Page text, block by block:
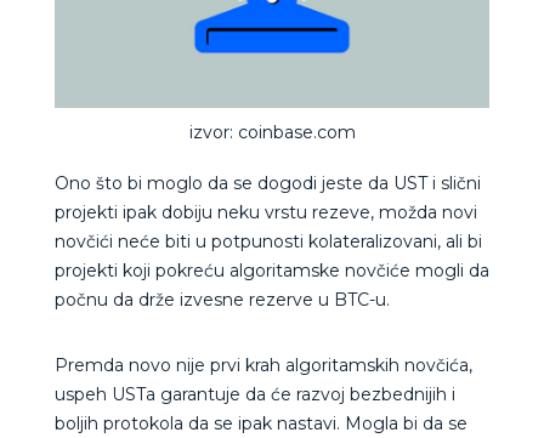
izvor: coinbase.com
Ono što bi moglo da se dogodi jeste da UST i slični
projekti ipak dobiju neku vrstu rezeve, možda novi
novčići neće biti u potpunosti kolateralizovani, ali bi
projekti koji pokreću algoritamske novčiće mogli da
počnu da drže izvesne rezerve u BTC-u.
Premda novo nije prvi krah algoritamskih novčića,
uspeh USTa garantuje da će razvoj bezbednijih i
boljih protokola da se ipak nastavi. Mogla bi da se